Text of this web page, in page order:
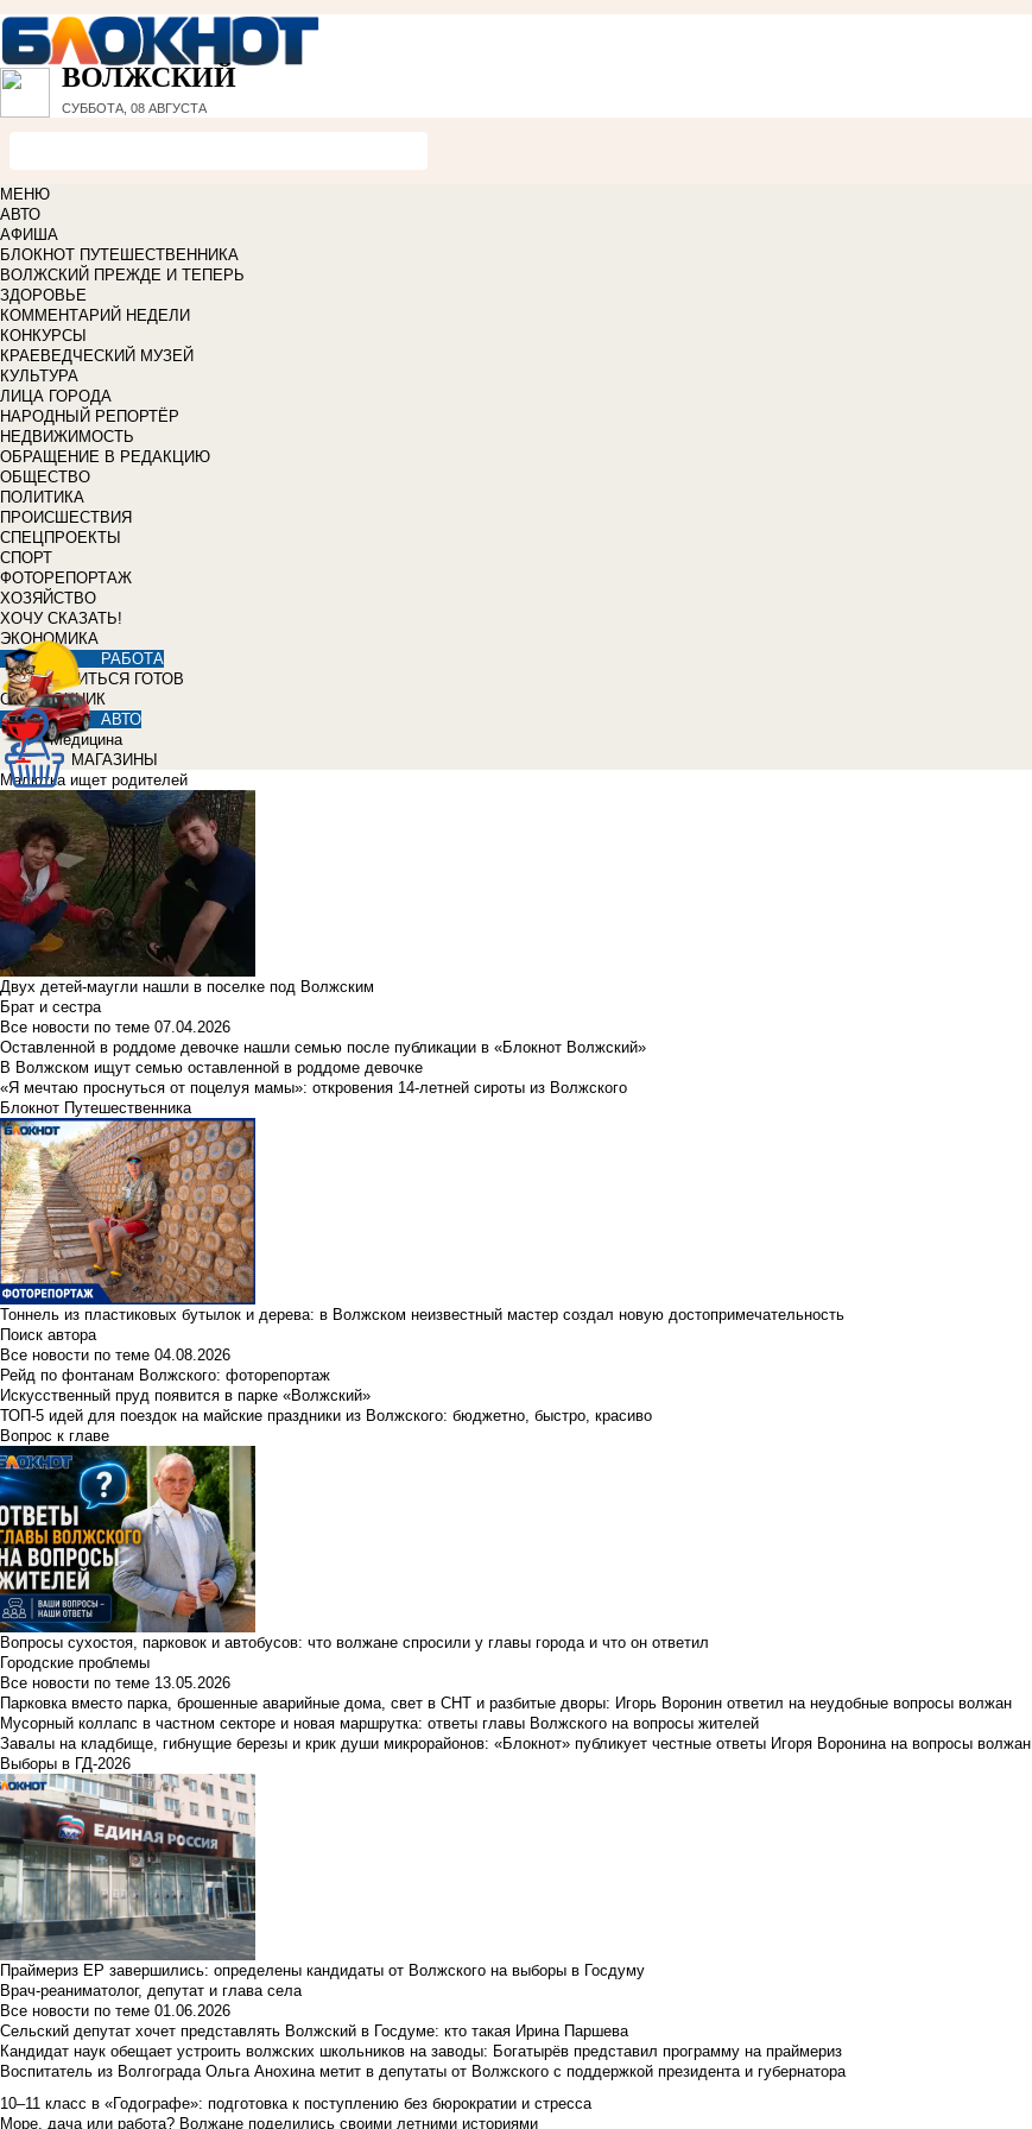
ВОЛЖСКИЙ
СУББОТА, 08 АВГУСТА
МЕНЮ
АВТО
АФИША
БЛОКНОТ ПУТЕШЕСТВЕННИКА
ВОЛЖСКИЙ ПРЕЖДЕ И ТЕПЕРЬ
ЗДОРОВЬЕ
КОММЕНТАРИЙ НЕДЕЛИ
КОНКУРСЫ
КРАЕВЕДЧЕСКИЙ МУЗЕЙ
КУЛЬТУРА
ЛИЦА ГОРОДА
НАРОДНЫЙ РЕПОРТЁР
НЕДВИЖИМОСТЬ
ОБРАЩЕНИЕ В РЕДАКЦИЮ
ОБЩЕСТВО
ПОЛИТИКА
ПРОИСШЕСТВИЯ
СПЕЦПРОЕКТЫ
СПОРТ
ФОТОРЕПОРТАЖ
ХОЗЯЙСТВО
ХОЧУ СКАЗАТЬ!
ЭКОНОМИКА
РАБОТА
УЧИТЬСЯ ГОТОВ
СПРАВОЧНИК
АВТО
Медицина
МАГАЗИНЫ
Малютка ищет родителей
Двух детей-маугли нашли в поселке под Волжским
Брат и сестра
Все новости по теме 07.04.2026
Оставленной в роддоме девочке нашли семью после публикации в «Блокнот Волжский»
В Волжском ищут семью оставленной в роддоме девочке
«Я мечтаю проснуться от поцелуя мамы»: откровения 14-летней сироты из Волжского
Блокнот Путешественника
Тоннель из пластиковых бутылок и дерева: в Волжском неизвестный мастер создал новую достопримечательность
Поиск автора
Все новости по теме 04.08.2026
Рейд по фонтанам Волжского: фоторепортаж
Искусственный пруд появится в парке «Волжский»
ТОП-5 идей для поездок на майские праздники из Волжского: бюджетно, быстро, красиво
Вопрос к главе
Вопросы сухостоя, парковок и автобусов: что волжане спросили у главы города и что он ответил
Городские проблемы
Все новости по теме 13.05.2026
Парковка вместо парка, брошенные аварийные дома, свет в СНТ и разбитые дворы: Игорь Воронин ответил на неудобные вопросы волжан
Мусорный коллапс в частном секторе и новая маршрутка: ответы главы Волжского на вопросы жителей
Завалы на кладбище, гибнущие березы и крик души микрорайонов: «Блокнот» публикует честные ответы Игоря Воронина на вопросы волжан
Выборы в ГД-2026
Праймериз ЕР завершились: определены кандидаты от Волжского на выборы в Госдуму
Врач-реаниматолог, депутат и глава села
Все новости по теме 01.06.2026
Сельский депутат хочет представлять Волжский в Госдуме: кто такая Ирина Паршева
Кандидат наук обещает устроить волжских школьников на заводы: Богатырёв представил программу на праймериз
Воспитатель из Волгограда Ольга Анохина метит в депутаты от Волжского с поддержкой президента и губернатора
10–11 класс в «Годографе»: подготовка к поступлению без бюрократии и стресса
Море, дача или работа? Волжане поделились своими летними историями